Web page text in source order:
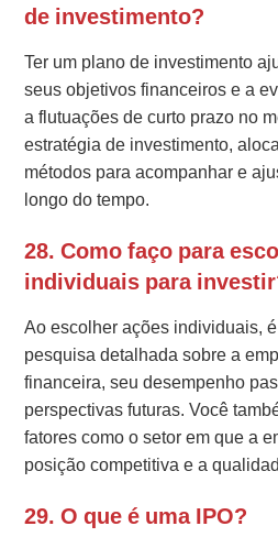
de investimento?
Ter um plano de investimento
seus objetivos financeiros e a
a flutuações de curto prazo no
estratégia de investimento,
métodos para acompanhar e
longo do tempo.
28. Como faço para
individuais para
Ao escolher ações individuais,
pesquisa detalhada sobre a
financeira, seu desempenho
perspectivas futuras. Você
fatores como o setor em que a
posição competitiva e a
29. O que é uma IPO?